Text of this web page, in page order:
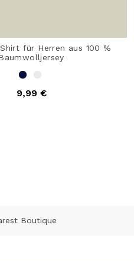
für Herren aus 100 %
9,99 €
Boutique